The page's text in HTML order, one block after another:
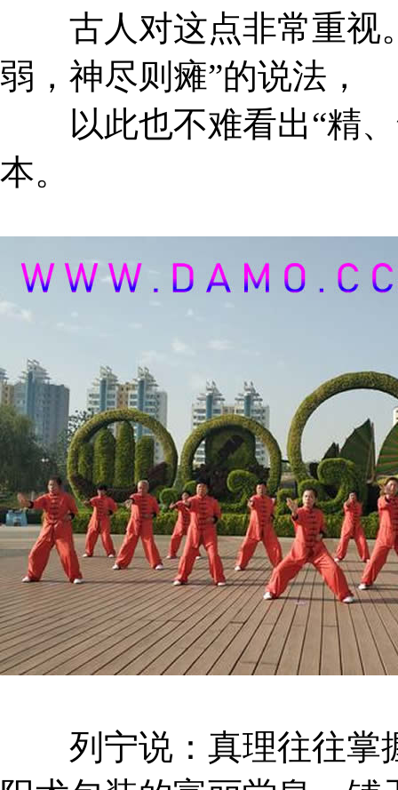
古人对这点非常重视
弱，神尽则瘫”的说法，
以此也不难看出“精、
本。
列宁说：真理往往掌